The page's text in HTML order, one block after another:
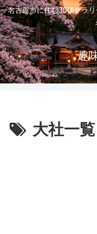
名古屋市に住む30代サラ
趣
大社一覧